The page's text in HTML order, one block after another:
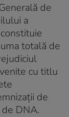
de
a
totală de
cu titlu
de
DNA.